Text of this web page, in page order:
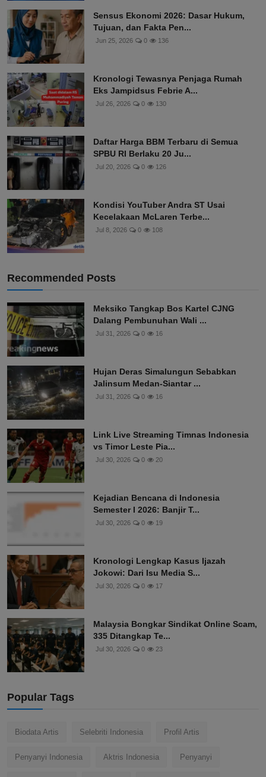
Sensus Ekonomi 2026: Dasar Hukum,
Tujuan, dan Fakta Pen...
Jun 25, 2026 0 136
Kronologi Tewasnya Penjaga Rumah
Eks Jampidsus Febrie A...
Jul 26, 2026 0 130
Daftar Harga BBM Terbaru di Semua
SPBU RI Berlaku 20 Ju...
Jul 20, 2026 0 126
Kondisi YouTuber Andra ST Usai
Kecelakaan McLaren Terbe...
Jul 8, 2026 0 108
Recommended Posts
Meksiko Tangkap Bos Kartel CJNG
Dalang Pembunuhan Wali ...
Jul 31, 2026 0 16
Hujan Deras Simalungun Sebabkan
Jalinsum Medan-Siantar ...
Jul 31, 2026 0 16
Link Live Streaming Timnas Indonesia
vs Timor Leste Pia...
Jul 30, 2026 0 20
Kejadian Bencana di Indonesia
Semester I 2026: Banjir T...
Jul 30, 2026 0 19
Kronologi Lengkap Kasus Ijazah
Jokowi: Dari Isu Media S...
Jul 30, 2026 0 17
Malaysia Bongkar Sindikat Online Scam,
335 Ditangkap Te...
Jul 30, 2026 0 23
Popular Tags
Biodata Artis Selebriti Indonesia Profil Artis
Penyanyi Indonesia Aktris Indonesia Penyanyi